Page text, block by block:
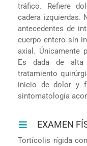
tráfico. Refiere
cadera izquierdas.
antecedentes de
cuerpo entero sin
axial. Únicamente
Es dada de alta
tratamiento
inicio de dolor y
sintomatología
EXAMEN
Tortícolis rígida